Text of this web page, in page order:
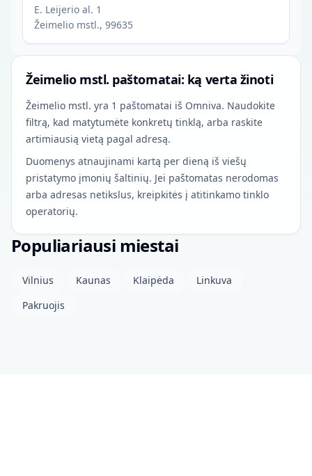
E. Leijerio al. 1
Žeimelio mstl., 99635
Žeimelio mstl. paštomatai: ką verta žinoti
Žeimelio mstl. yra 1 paštomatai iš Omniva. Naudokite
filtrą, kad matytumėte konkretų tinklą, arba raskite
artimiausią vietą pagal adresą.
Duomenys atnaujinami kartą per dieną iš viešų
pristatymo įmonių šaltinių. Jei paštomatas nerodomas
arba adresas netikslus, kreipkitės į atitinkamo tinklo
operatorių.
Populiariausi miestai
Vilnius Kaunas Klaipėda
Linkuva
Pakruojis